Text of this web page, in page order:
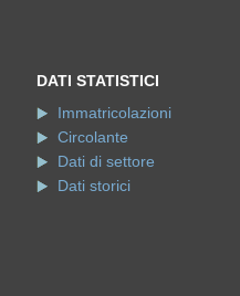
DATI STATISTICI
Immatricolazioni
Circolante
Dati di settore
Dati storici